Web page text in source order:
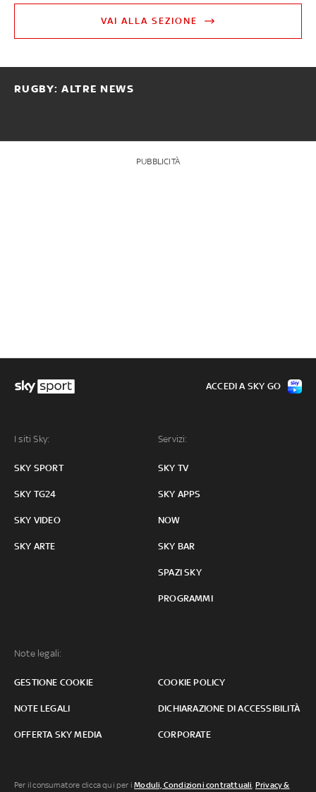
VAI ALLA SEZIONE
RUGBY: ALTRE NEWS
PUBBLICITÀ
I siti Sky:
SKY SPORT
SKY TG24
SKY VIDEO
SKY ARTE
Servizi:
SKY TV
SKY APPS
NOW
SKY BAR
SPAZI SKY
PROGRAMMI
Note legali:
GESTIONE COOKIE COOKIE POLICY
NOTE LEGALI DICHIARAZIONE DI ACCESSIBILITÀ
OFFERTA SKY MEDIA CORPORATE
ACCEDI A SKY GO
Per il consumatore clicca qui per iModuli, Condizioni contrattuali, Privacy &